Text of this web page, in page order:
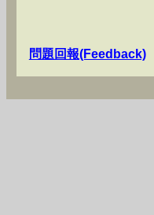
問題回報(Feedback)